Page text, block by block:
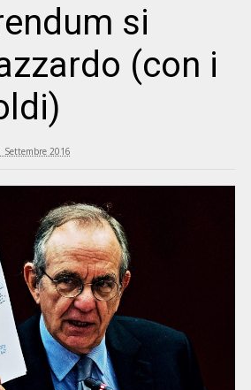
si
(con i
Settembre 2016